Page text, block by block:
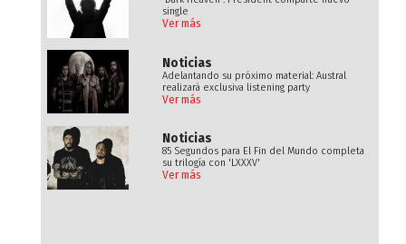
single
Ver más
Noticias
Adelantando su próximo material: Austral
realizará exclusiva listening party
Ver más
Noticias
85 Segundos para El Fin del Mundo completa
su trilogía con 'LXXXV'
Ver más